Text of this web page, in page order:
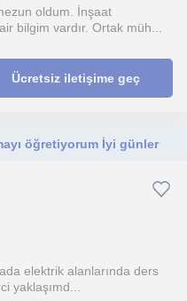
oldum. İnşaat
bilgim vardır. Ortak müh...
Ücretsiz iletişime geç
öğretiyorum İyi günler
elektrik alanlarında ders
yaklaşımd...